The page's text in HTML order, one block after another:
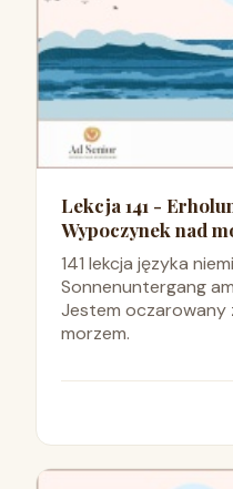
Lekcja 141 -
Wypoczynek nad
141 lekcja języka
Sonnenuntergang
Jestem oczarowany
morzem.